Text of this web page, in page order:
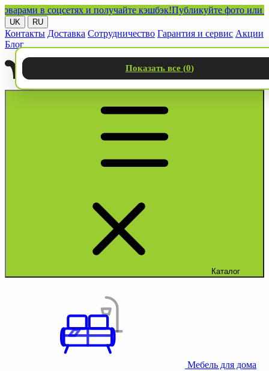
в соцсетях и получайте кэшбэк!Публикуйте фото или видео
UK RU
Контакты Доставка Сотрудничество Гарантия и сервис Акции
Блог
Каталог
Мебель для дома
Показать все (0)